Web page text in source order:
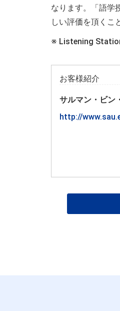
なります。「語学
しい評価を頂くこ
※ Listening
お客様紹介
サルマン・ビン
http://